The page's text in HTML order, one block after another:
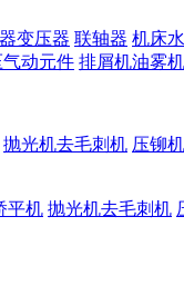
变压器 联轴器 机床
动元件 排屑机油雾机
抛光机去毛刺机 压铆机
平机 抛光机去毛刺机